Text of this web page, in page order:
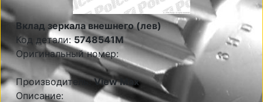
Вклад зеркала внешнего (лев)
Код детали:5748541M
Оригинальный номер:
Производитель:View Max
Описание: